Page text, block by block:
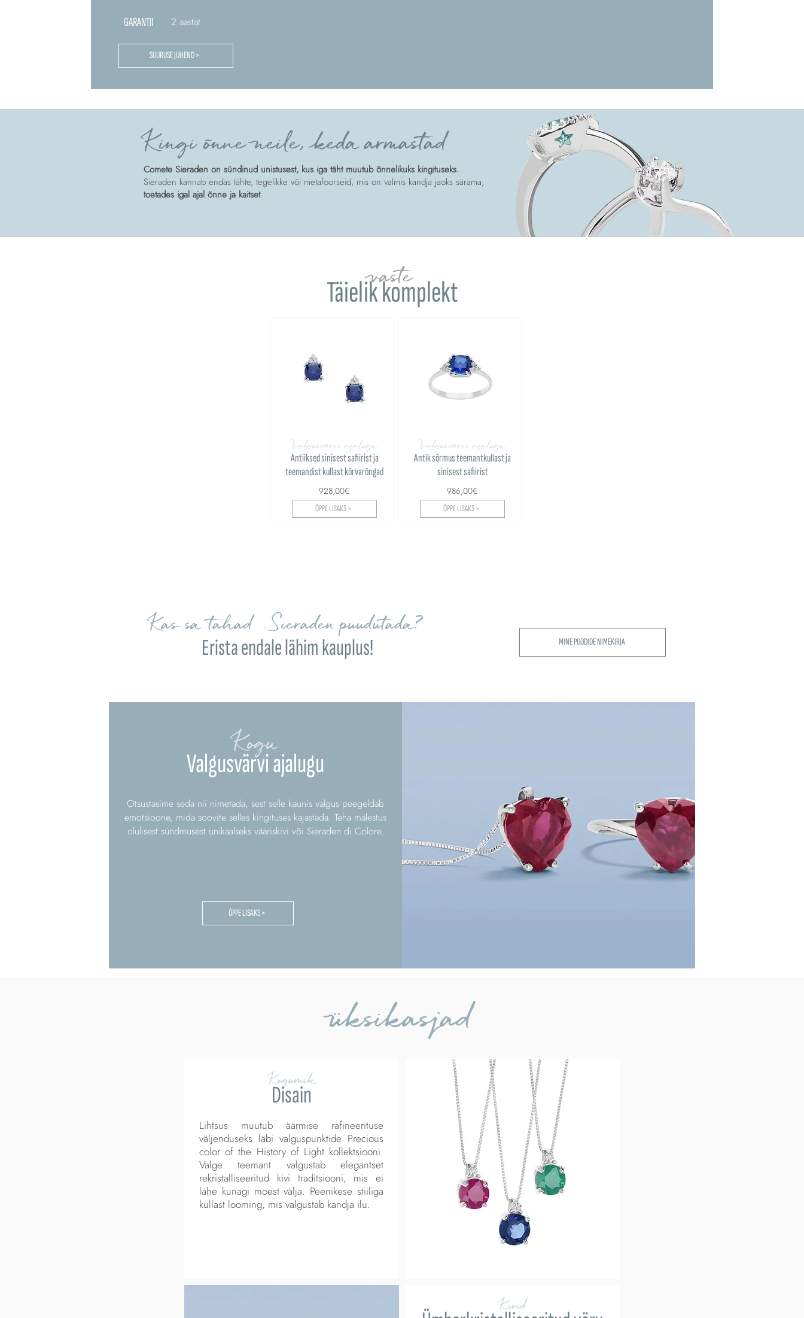
GARANTII 2 aastat
SUURUSE JUHEND >
Kingi õnne neile, keda armastad
Comete Sieraden on sündinud unistusest, kus iga täht muutub õnnelikuks kingituseks.
Sieraden kannab endas tähte, tegelikke või metafoorseid, mis on valmis kandja jaoks särama,
toetades igal ajal õnne ja kaitset.
Täielik komplekt
vaste
Valgusvärvi ajalugu
Antiiksed sinisest safiirist ja
teemandist kullast kõrvarõngad
928,00€
ÕPPE LISAKS >
Valgusvärvi ajalugu
Antik sõrmus teemantkullast ja
sinisest safiirist
986,00€
ÕPPE LISAKS >
Kas sa tahad Sieraden puudutada?
Erista endale lähim kauplus! MINE POODIDE NIMEKIRJA
Valgusvärvi ajalugu
Kogu
Otsustasime seda nii nimetada, sest selle kaunis valgus peegeldab
emotsioone, mida soovite selles kingituses kajastada. Teha mälestus
olulisest sündmusest unikaalseks vääriskivi või Sieraden di Colore.
ÕPPE LISAKS >
üksikasjad
Kogumik
Disain
Lihtsus muutub äärmise rafineerituse
väljenduseks läbi valguspunktide Precious
color of the History of Light kollektsiooni.
Valge teemant valgustab elegantset
rekristalliseeritud kivi traditsiooni, mis ei
lähe kunagi moest välja. Peenikese stiiliga
kullast looming, mis valgustab kandja ilu.
Kivid